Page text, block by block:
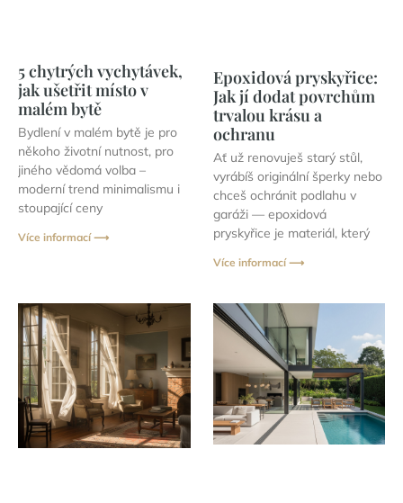
5 chytrých vychytávek,
jak ušetřit místo v
malém bytě
Bydlení v malém bytě je pro
někoho životní nutnost, pro
jiného vědomá volba –
moderní trend minimalismu i
stoupající ceny
Více informací ⟶
Epoxidová pryskyřice:
Jak jí dodat povrchům
trvalou krásu a
ochranu
Ať už renovuješ starý stůl,
vyrábíš originální šperky nebo
chceš ochránit podlahu v
garáži — epoxidová
pryskyřice je materiál, který
Více informací ⟶